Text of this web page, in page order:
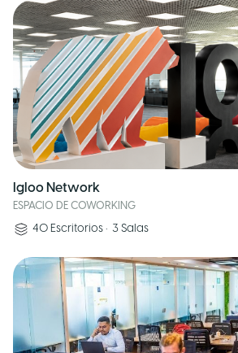
Igloo Network
ESPACIO DE COWORKING
40 Escritorios • 3 Salas